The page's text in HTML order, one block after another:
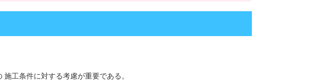
工条件に対する考慮が重要である。